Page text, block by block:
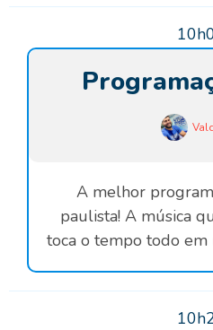
A melhor
paulista! A música
toca o tempo todo em